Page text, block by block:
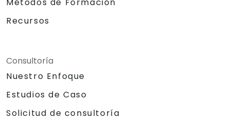
Recursos
Consultoría
Nuestro Enfoque
Estudios de Caso
Solicitud de consultoría